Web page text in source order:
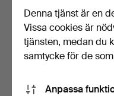
PLÅTBURK, Soldat LK,
Lidköpings Konfektyr,…
1 dag
95 USD
Denna tjänst är en
Vissa cookies är
tjänsten, medan du
samtycke för de
Anpassa